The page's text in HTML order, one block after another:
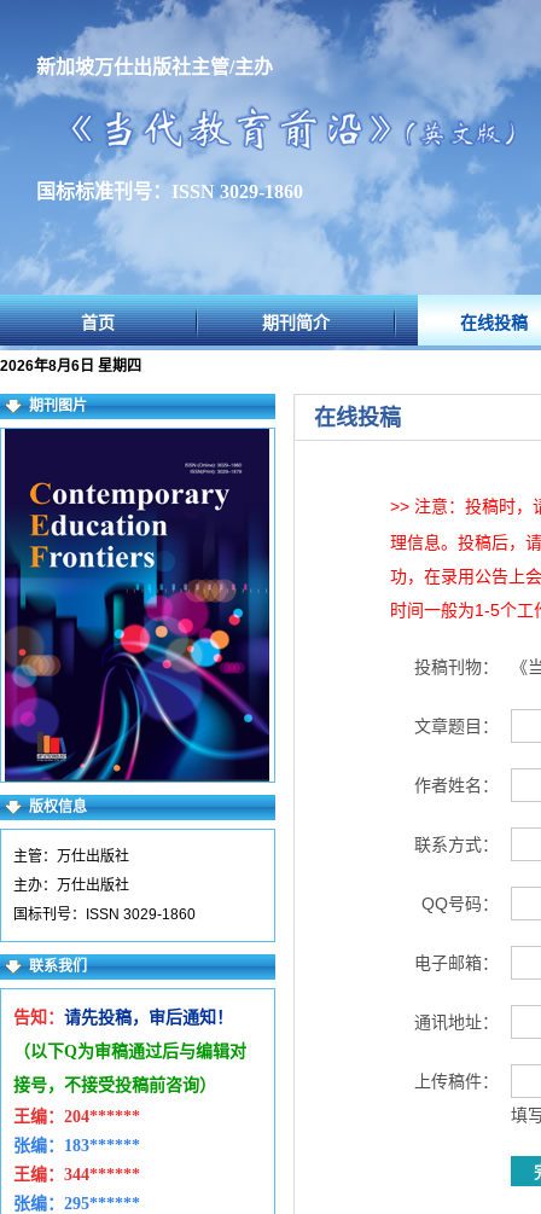
新加坡万仕出版社主管/主办
国标标准刊号：ISSN 3029-1860
首页 期刊简介 在线投稿
2026年8月6日 星期四
期刊图片
版权信息
主管：万仕出版社
主办：万仕出版社
国标刊号：ISSN 3029-1860
联系我们
告知： 请先投稿，审后通知！
（以下Q为审稿通过后与编辑对
接号，不接受投稿前咨询）
王编： 204******
张编：183******
王编： 344******
张编：295******
在线投稿
>> 注意：投稿时，
理信息。投稿后，
功，在录用公告上
时间一般为1-5个工
投稿刊物： 《
文章题目：
作者姓名：
联系方式：
QQ号码：
电子邮箱：
通讯地址：
上传稿件：
填